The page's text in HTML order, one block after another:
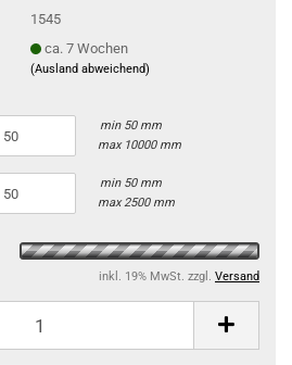
1545
ca. 7 Wochen
(Ausland abweichend)
min 50 mm
max 10000 mm
min 50 mm
max 2500 mm
inkl. 19% MwSt. zzgl. Versand